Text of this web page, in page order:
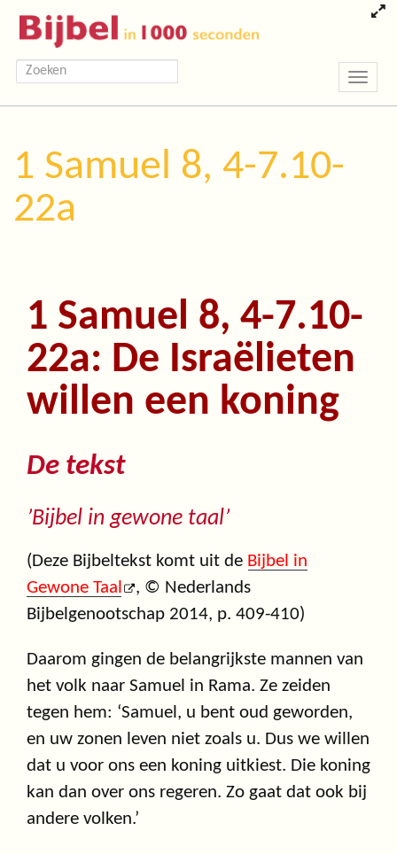
Toggle
1 Samuel 8, 4-7.10-
22a
1 Samuel 8, 4-7.10-
22a: De Israëlieten
willen een koning
De tekst
’Bijbel in gewone taal’
(Deze Bijbeltekst komt uit de Bijbel in
Gewone Taal
, © Nederlands
Bijbelgenootschap 2014, p. 409-410)
Daarom gingen de belangrijkste mannen van
het volk naar Samuel in Rama. Ze zeiden
tegen hem: ‘Samuel, u bent oud geworden,
en uw zonen leven niet zoals u. Dus we willen
dat u voor ons een koning uitkiest. Die koning
kan dan over ons regeren. Zo gaat dat ook bij
andere volken.’